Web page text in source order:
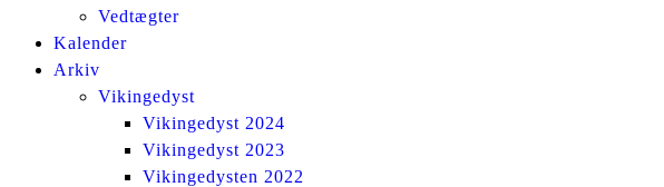
Vedtægter
Kalender
Arkiv
Vikingedyst
Vikingedyst 2024
Vikingedyst 2023
Vikingedysten 2022